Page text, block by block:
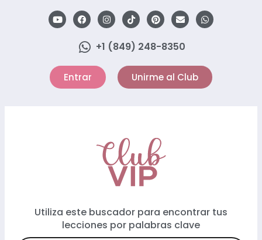
+1 (849) 248-8350
Entrar Unirme al Club
Utiliza este buscador para encontrar tus
lecciones por palabras clave